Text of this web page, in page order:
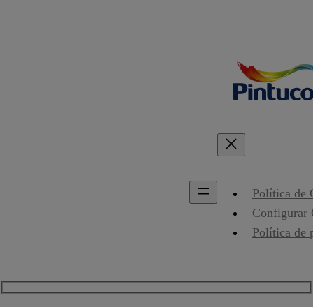
Política de
Configurar
Política de